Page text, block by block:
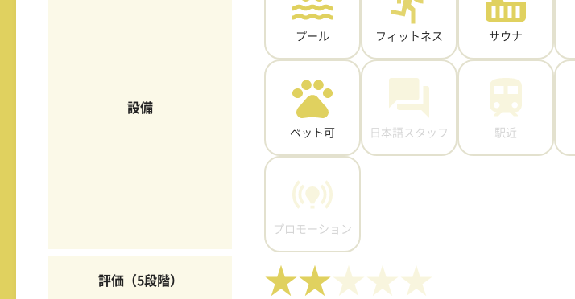
設備
プール フィットネス サウナ
ペット可 日本語スタッフ 駅近
プロモーション
評価（5段階） ★★